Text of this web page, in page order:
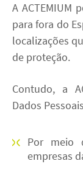
A ACTEMIUM
para fora do
localizações
de proteção.
Contudo, a
Dados
Por meio
empresas